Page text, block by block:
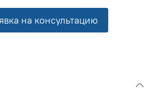
на консультацию